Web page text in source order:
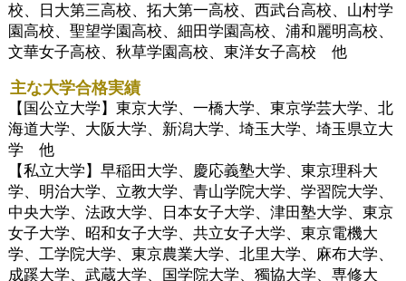
校、日大第三高校、拓大第一高校、西武台高校、山村学
園高校、聖望学園高校、細田学園高校、浦和麗明高校、
文華女子高校、秋草学園高校、東洋女子高校 他
主な大学合格実績
【国公立大学】東京大学、一橋大学、東京学芸大学、北
海道大学、大阪大学、新潟大学、埼玉大学、埼玉県立大
学 他
【私立大学】早稲田大学、慶応義塾大学、東京理科大
学、明治大学、立教大学、青山学院大学、学習院大学、
中央大学、法政大学、日本女子大学、津田塾大学、東京
女子大学、昭和女子大学、共立女子大学、東京電機大
学、工学院大学、東京農業大学、北里大学、麻布大学、
成蹊大学、武蔵大学、国学院大学、獨協大学、専修大